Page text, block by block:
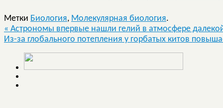
Метки Биология, Молекулярная биология.
« Астрономы впервые нашли гелий в атмосфере
Из-за глобального потепления у горбатых китов